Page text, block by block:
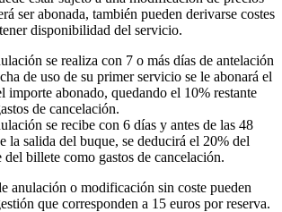
ser abonada, también pueden derivarse costes
disponibilidad del servicio.
se realiza con 7 o más días de antelación
de uso de su primer servicio se le abonará el
importe abonado, quedando el 10% restante
de cancelación.
se recibe con 6 días y antes de las 48
la salida del buque, se deducirá el 20% del
del billete como gastos de cancelación.
anulación o modificación sin coste pueden
que corresponden a 15 euros por reserva.